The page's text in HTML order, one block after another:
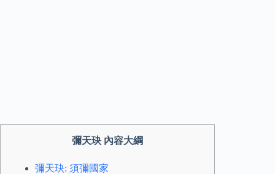
彌天玦 內容大綱
彌天玦: 須彌國家